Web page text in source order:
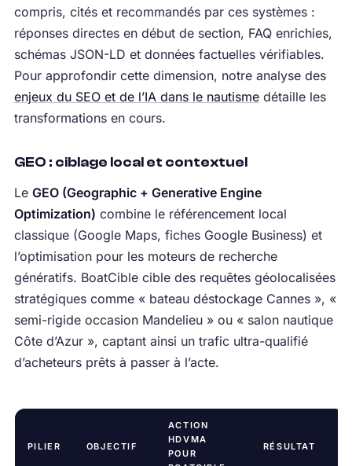
compris, cités et recommandés par ces systèmes :
réponses directes en début de section, FAQ enrichies,
schémas JSON-LD et données factuelles vérifiables.
Pour approfondir cette dimension, notre analyse des
enjeux du SEO et de l’IA dans le nautismedétaille les
transformations en cours.
GEO : ciblage local et contextuel
Le GEO (Geographic + Generative Engine
Optimization) combine le référencement local
classique (Google Maps, fiches Google Business) et
l’optimisation pour les moteurs de recherche
génératifs. BoatCible cible des requêtes géolocalisées
stratégiques comme « bateau déstockage Cannes », «
semi-rigide occasion Mandelieu » ou « salon nautique
Côte d’Azur », captant ainsi un trafic ultra-qualifié
d’acheteurs prêts à passer à l’acte.
PILIER OBJECTIF
ACTION
HDVMA
POUR
RÉSULTAT